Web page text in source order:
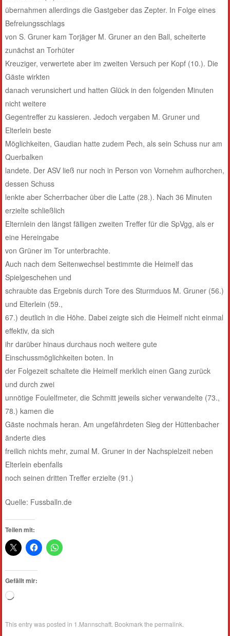
übernahmen allerdings die Gastgeber das Zepter. In Folge eines
Befreiungsschlags
von S. Gruner kam Torjäger M. Gruner an den Ball, scheiterte
zunächst an Torhüter
Kreuziger, verwertete aber im zweiten Versuch per Kopf (10.). Die
Gäste wirkten
danach verunsichert und hatten Glück in den folgenden Minuten
nicht weitere
Gegentreffer zu kassieren. Jedoch vergaben M. Gruner und
Elterlein beste
Möglichkeiten, Gaudian hatte zudem Pech, als sein Schuss nur am
Querbalken
landete. Der ASV ließ nur noch in Person von Vornehm aufhorchen,
dessen Schuss
lenkte aber Scherrbacher über die Latte (28.). Nach 36 Minuten
erzielte schließlich
Elternlein den längst fälligen zweiten Treffer für die SpVgg, als er
eine Hereingabe
von Grüner im Tor unterbrachte.
Auch nach dem Seitenwechsel bestimmte die Heimelf das
Spielgeschehen und
schraubte das Ergebnis durch Tore des Sturmduos M. Gruner (56.)
und Elterlein (59.,
67.) deutlich in die Höhe. Dabei zeigte sich die Heimelf nicht einmal
effektiv, da sich
ihr darüber hinaus durchaus noch weitere gute
Einschussmöglichkeiten boten. In
der Folgezeit schaltete die Heimelf merklich einen Gang zurück
und durch zwei
unnötige Foulelfmeter, die Schmitt jeweils sicher verwandelte (73.,
78.) kamen die
Gäste nochmals heran. Am ungefährdeten Sieg der Hüttenbacher
änderte dies
freilich nichts mehr, zumal M. Gruner in der Nachspielzeit neben
Elterlein ebenfalls
noch seinen dritten Treffer erzielte (91.)
Quelle: Fussballn.de
Teilen mit:
Gefällt mir:
Wird
This entry was posted in 1.Mannschaft . Bookmark thepermalink